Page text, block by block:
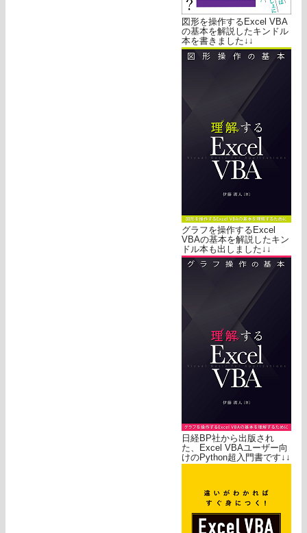
図形を操作するExcel VBA
の基本を解説したキンドル
本を書きました↓↓
グラフを操作するExcel
VBAの基本を解説したキン
ドル本も出しました↓↓
日経BP社から出版され
た、Excel VBAユーザー向
けのPython超入門書です↓↓